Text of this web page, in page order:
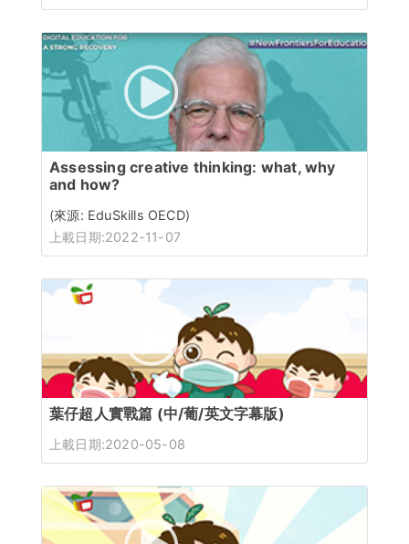
Assessing creative thinking: what, why
and how?
(來源: EduSkills OECD)
上載日期:2022-11-07
葉仔超人實戰篇 (中/葡/英文字幕版)
上載日期:2020-05-08